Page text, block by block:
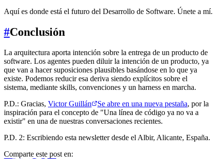
Aquí es donde está el futuro del Desarrollo de Software. Únete a mí.
#Conclusión
La arquitectura aporta intención sobre la entrega de un producto de
software. Los agentes pueden diluir la intención de un producto, ya
que van a hacer suposiciones plausibles basándose en lo que ya
existe. Podemos reducir esa deriva siendo explícitos sobre el
sistema, mediante skills, convenciones y un harness en marcha.
P.D.: Gracias, Victor Guillán Se abre en una nueva pestaña, por la
inspiración para el concepto de "Una línea de código ya no va a
existir" en una de nuestras conversaciones recientes.
P.D. 2: Escribiendo esta newsletter desde el Albir, Alicante, España.
Comparte este post en: